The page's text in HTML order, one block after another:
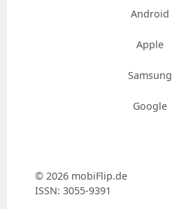
Android
Apple
Samsung
Google
© 2026 mobiFlip.de
ISSN: 3055-9391